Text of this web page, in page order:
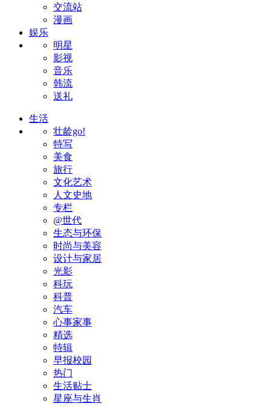
交流站
漫画
娱乐
明星
影视
音乐
韩流
送礼
生活
壮龄go!
特写
美食
旅行
文化艺术
人文史地
专栏
@世代
生态与环保
时尚与美容
设计与家居
光影
科玩
科普
汽车
心事家事
精选
特辑
早报校园
热门
生活贴士
星座与生肖